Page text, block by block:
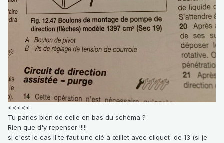
<<<<<
Tu parles bien de celle en bas du schéma ?
Rien que d'y repenser !!!!!
si c'est le cas il te faut une clé à œillet avec cliquet de 13 (si je